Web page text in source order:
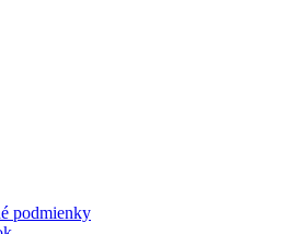
podmienky